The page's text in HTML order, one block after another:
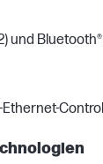
und
Ethernet-